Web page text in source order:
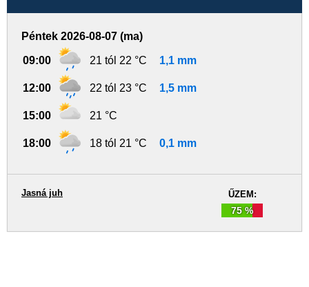
Péntek 2026-08-07 (ma)
09:00 21 tól 22 °C 1,1 mm
12:00 22 tól 23 °C 1,5 mm
15:00 21 °C
18:00 18 tól 21 °C 0,1 mm
ŰZEM:
75 %
Jasná juh